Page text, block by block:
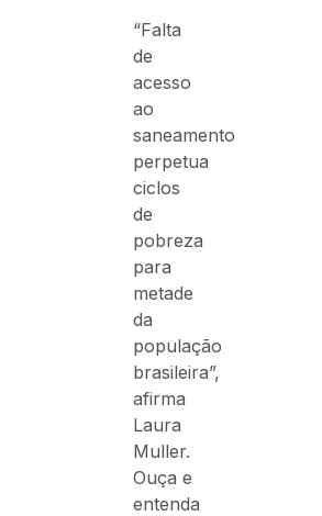
“Falta
de
acesso
ao
saneamento
perpetua
ciclos
de
pobreza
para
metade
da
população
brasileira”,
afirma
Laura
Muller.
Ouça e
entenda